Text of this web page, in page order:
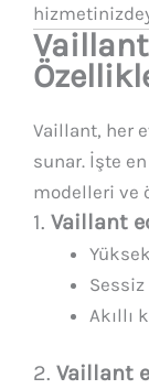
Vaillant, her
sunar. İşte
modelleri ve
1. Vaillant
Akıllı
2. Vaillant